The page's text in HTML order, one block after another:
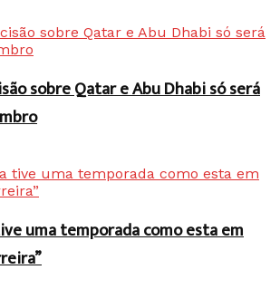
sobre Qatar e Abu Dhabi só será
uma temporada como esta em